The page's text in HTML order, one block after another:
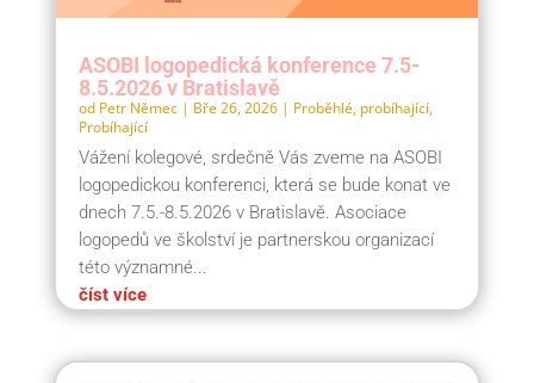
ASOBI logopedická konference 7.5-
8.5.2026 v Bratislavě
od Petr Němec| Bře 26, 2026| Proběhlé, probíhající,
Probíhající
Vážení kolegové, srdečně Vás zveme na ASOBI
logopedickou konferenci, která se bude konat ve
dnech 7.5.-8.5.2026 v Bratislavě. Asociace
logopedů ve školství je partnerskou organizací
této významné...
číst více